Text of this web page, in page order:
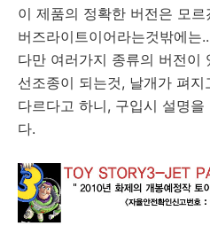
이 제품의 정확한 버전은 모
버즈라이트이어라는것밖에는
다만 여러가지 종류의 버전이
선조종이 되는것, 날개가 펴
다르다고 하니, 구입시 설명
다.